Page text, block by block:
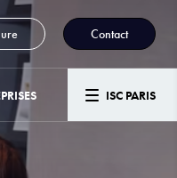
Contact
ISC PARIS